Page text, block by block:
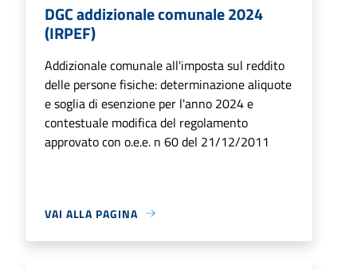
DGC addizionale comunale 2024
(IRPEF)
Addizionale comunale all'imposta sul reddito
delle persone fisiche: determinazione aliquote
e soglia di esenzione per l'anno 2024 e
contestuale modifica del regolamento
approvato con o.e.e. n 60 del 21/12/2011
VAI ALLA PAGINA